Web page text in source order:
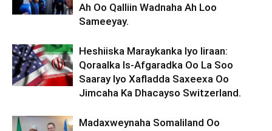
Ah Oo Qalliin Wadnaha Ah Loo
Sameeyay.
Heshiiska Maraykanka Iyo Iiraan:
Qoraalka Is-Afgaradka Oo La Soo
Saaray Iyo Xafladda Saxeexa Oo
Jimcaha Ka Dhacayso Switzerland.
Madaxweynaha Somaliland Oo